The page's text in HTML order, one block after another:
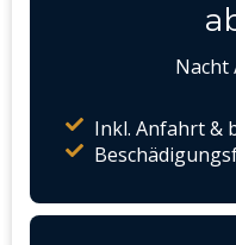
Nacht
Inkl. Anfahrt &